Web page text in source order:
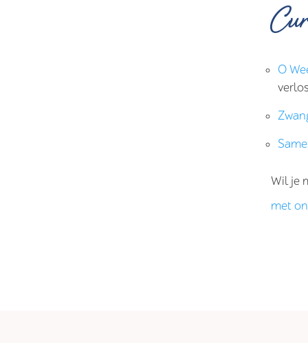
O
Wil je
met